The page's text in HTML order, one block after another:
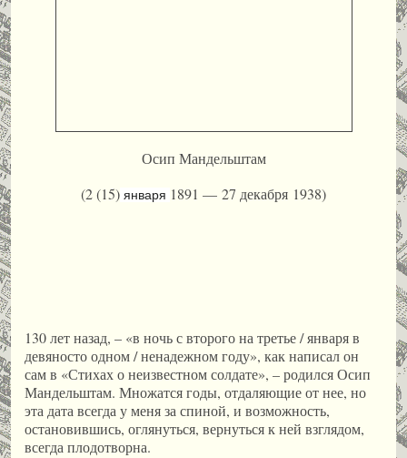
Осип Мандельштам
(2 (15) января 1891 — 27 декабря 1938)
130 лет назад, – «в ночь с второго на третье / января в
девяносто одном / ненадежном году», как написал он
сам в «Стихах о неизвестном солдате», – родился Осип
Мандельштам. Множатся годы, отдаляющие от нее, но
эта дата всегда у меня за спиной, и возможность,
остановившись, оглянуться, вернуться к ней взглядом,
всегда плодотворна.